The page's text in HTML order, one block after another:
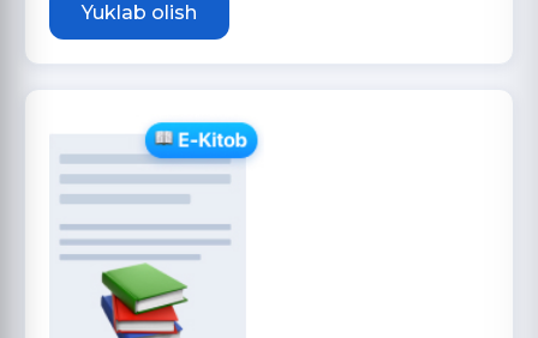
Yuklab olish